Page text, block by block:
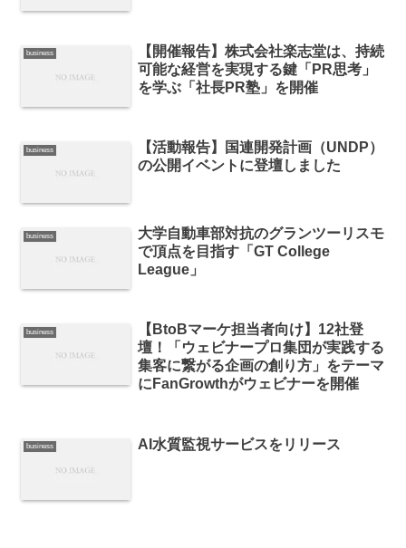
business
【開催報告】株式会社楽志堂は、持続
可能な経営を実現する鍵「PR思考」
を学ぶ「社長PR塾」を開催
business
【活動報告】国連開発計画（UNDP）
の公開イベントに登壇しました
business
大学自動車部対抗のグランツーリスモ
で頂点を目指す「GT College
League」
business
【BtoBマーケ担当者向け】12社登
壇！「ウェビナープロ集団が実践する
集客に繋がる企画の創り方」をテーマ
にFanGrowthがウェビナーを開催
business AI水質監視サービスをリリース